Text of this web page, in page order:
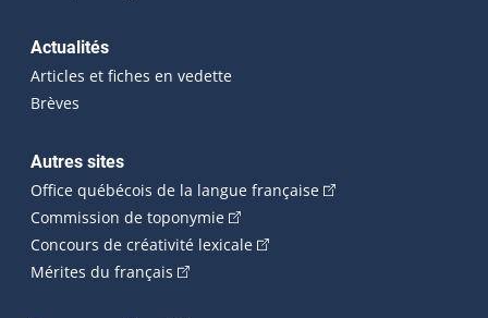
Actualités
Articles et fiches en vedette
Brèves
Autres sites
Office québécois de la langue française(Cet hyperlien
Commission de toponymie(Cet hyperlien externe s'ouvrira
Concours de créativité lexicale(Cet hyperlien externe
Mérites du français (Cet hyperlien externe s'ouvrira dans une